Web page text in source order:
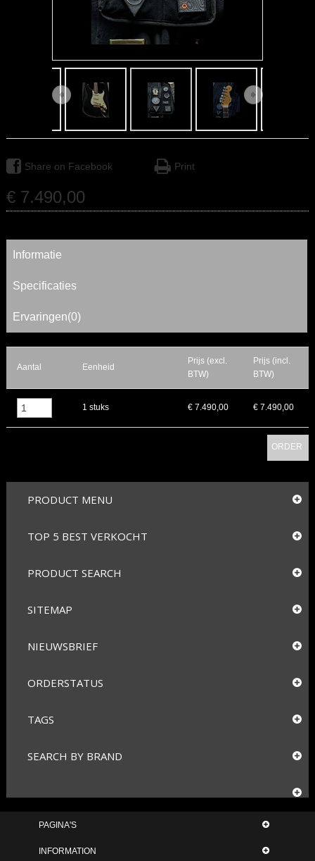
Share on Facebook Print
€ 7.490,00
Informatie
Specificaties
Ervaringen(0)
Aantal Eenheid
Prijs (excl.
BTW)
Prijs (incl.
BTW)
1 stuks € 7.490,00 € 7.490,00
ORDER
PRODUCT MENU
TOP 5 BEST VERKOCHT
PRODUCT SEARCH
SITEMAP
NIEUWSBRIEF
ORDERSTATUS
TAGS
SEARCH BY BRAND
PAGINA'S
INFORMATION